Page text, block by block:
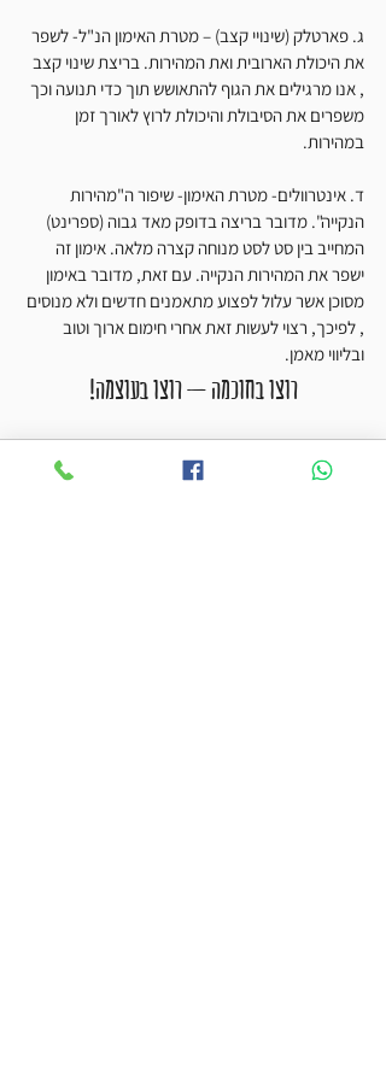
ג. פארטלק (שינויי קצב) – מטרת האימון הנ"ל- לשפר
את היכולת הארובית ואת המהירות. בריצת שינוי קצב
, אנו מרגילים את הגוף להתאושש תוך כדי תנועה וכך
משפרים את הסיבולת והיכולת לרוץ לאורך זמן
במהירות.
ד. אינטרוולים- מטרת האימון- שיפור ה"מהירות
הנקייה". מדובר בריצה בדופק מאד גבוה (ספרינט)
המחייב בין סט לסט מנוחה קצרה מלאה. אימון זה
ישפר את המהירות הנקייה. עם זאת, מדובר באימון
מסוכן אשר עלול לפצוע מתאמנים חדשים ולא מנוסים
, לפיכך, רצוי לעשות זאת אחרי חימום ארוך וטוב
ובליווי מאמן.
רוצו בחוכמה – רוצו בעוצמה!